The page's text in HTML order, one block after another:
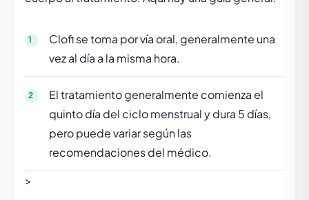
Clofi se toma por vía oral, generalmente una
vez al día a la misma hora.
El tratamiento generalmente comienza el
quinto día del ciclo menstrual y dura 5 días,
pero puede variar según las
recomendaciones del médico.
>